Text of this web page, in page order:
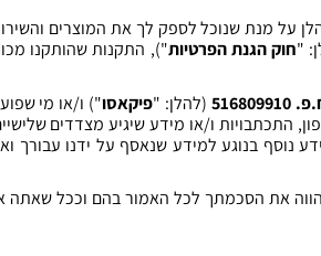
על מנת שנוכל לספק לך את המוצרים
: "חוק הגנת הפרטיות"), התקנות שהותקנו
.פ. 516809910
(להלן: "פיקאסו") ו/או מי
, התכתבויות ו/או מידע שיגיע מצדדים
נוסף בנוגע למידע שנאסף על ידנו עבורך
את הסכמתך לכל האמור בהם וככל שאתה